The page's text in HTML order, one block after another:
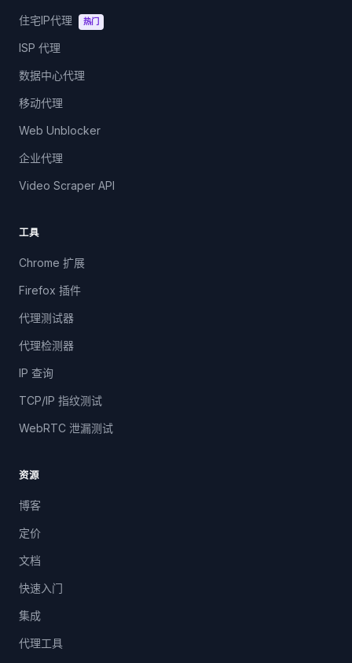
住宅IP代理 热门
ISP 代理
数据中心代理
移动代理
Web Unblocker
企业代理
Video Scraper API
工具
Chrome 扩展
Firefox 插件
代理测试器
代理检测器
IP 查询
TCP/IP 指纹测试
WebRTC 泄漏测试
资源
博客
定价
文档
快速入门
集成
代理工具